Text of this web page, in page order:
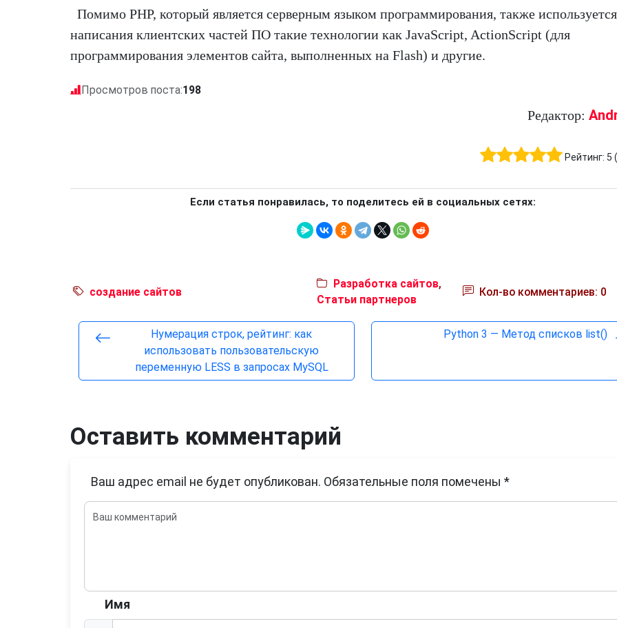
Помимо PHP, который является серверным языком программирования, также
написания клиентских частей ПО такие технологии как JavaScript, ActionScript (для
программирования элементов сайта, выполненных на Flash) и другие.
Просмотров поста:198
Редактор:
Рейтинг: 5 (
Если статья понравилась, то поделитесь ей в социальных сетях:
создание сайтов
Разработка сайтов,
Статьи партнеров
Кол-во комментариев: 0
Нумерация строк, рейтинг: как
использовать пользовательскую
переменную LESS в запросах MySQL
Python 3 — Метод cписков list()
Оставить комментарий
Ваш адрес email не будет опубликован. Обязательные поля помечены *
Имя